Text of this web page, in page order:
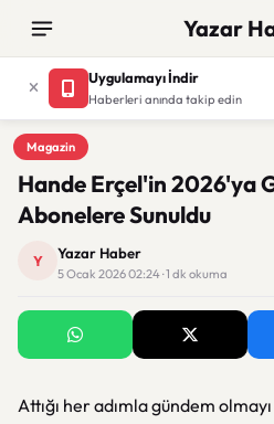
Yazar
Uygulamayı İndir
Haberleri anında takip edin
Magazin
Magazin
Hande Erçel'in 2026'ya
Abonelere Sunuldu
Y Yazar Haber
5 Ocak 2026 02:24 · 1 dk okuma
Attığı her adımla gündem